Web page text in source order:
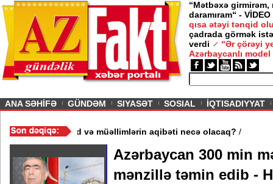
“Mətbəxə girmirəm,
daramıram“ - VİDEO
qısa ətəyi tənqid
çadrada görmək
verdi
“Ər çörəyi
Azərbaycanlı model
ANA SƏHİFƏ GÜNDƏM SIYASƏT SOSIAL İQTISADIYYAT
məktəb bağlandı - Şagird və müəllimlərin aqibəti necə olacaq?
Azərbaycan 300 min
mənzillə təmin edib -